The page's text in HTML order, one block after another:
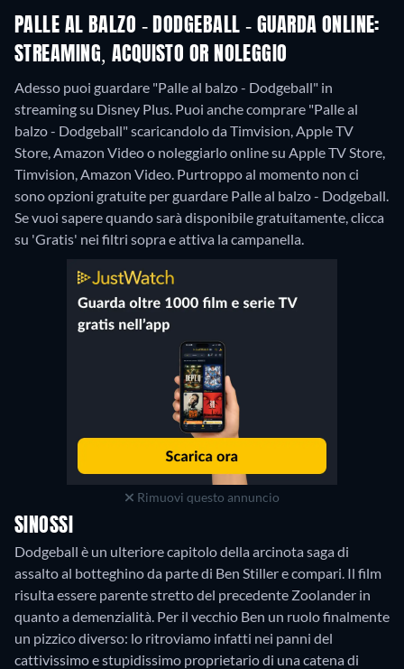
PALLE AL BALZO - DODGEBALL - GUARDA ONLINE:
STREAMING, ACQUISTO OR NOLEGGIO
Adesso puoi guardare "Palle al balzo - Dodgeball" in
streaming su Disney Plus. Puoi anche comprare "Palle al
balzo - Dodgeball" scaricandolo da Timvision, Apple TV
Store, Amazon Video o noleggiarlo online su Apple TV Store,
Timvision, Amazon Video. Purtroppo al momento non ci
sono opzioni gratuite per guardare Palle al balzo - Dodgeball.
Se vuoi sapere quando sarà disponibile gratuitamente, clicca
su 'Gratis' nei filtri sopra e attiva la campanella.
Rimuovi questo annuncio
SINOSSI
Dodgeball è un ulteriore capitolo della arcinota saga di
assalto al botteghino da parte di Ben Stiller e compari. Il film
risulta essere parente stretto del precedente Zoolander in
quanto a demenzialità. Per il vecchio Ben un ruolo finalmente
un pizzico diverso: lo ritroviamo infatti nei panni del
cattivissimo e stupidissimo proprietario di una catena di